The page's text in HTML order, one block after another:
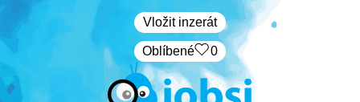
Vložit inzerát
Oblíbené 0